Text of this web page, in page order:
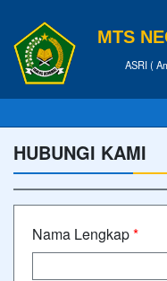
MTS
ASRI (
HUBUNGI KAMI
Nama Lengkap*